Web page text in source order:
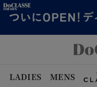
LADIES MENS